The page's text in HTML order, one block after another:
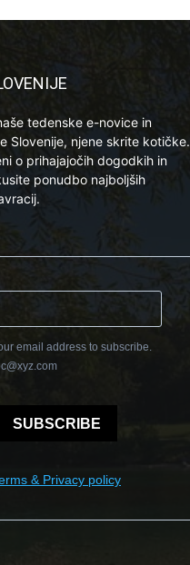
tedenske e-novice in
Slovenije, njene skrite kotičke.
o prihajajočih dogodkih in
ponudbo najboljših
email address to subscribe.
SUBSCRIBE
& Privacy policy